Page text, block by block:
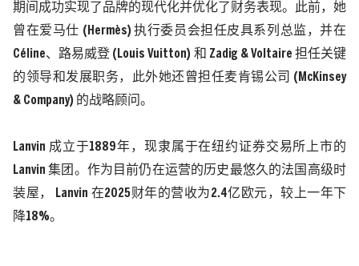
期间成功实现了品牌的现代化并优化了财务表现。此前，她
曾在爱马仕 (Hermès)执行委员会担任皮具系列总监，并在
Céline、路易威登 (Louis Vuitton) 和 Zadig & Voltaire 担任关键
的领导和发展职务，此外她还曾担任麦肯锡公司 (McKinsey
& Company) 的战略顾问。
Lanvin 成立于1889年，现隶属于在纽约证券交易所上市的
Lanvin 集团。作为目前仍在运营的历史最悠久的法国高级时
装屋，
Lanvin 在2025财年的营收为 2.4亿欧元，较上一年下
降18%。